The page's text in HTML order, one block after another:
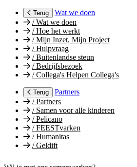
Terug
Wat we doen
/Wat we doen
/Hoe het werkt
/Mijn Inzet, Mijn Project
/Hulpvraag
/Buitenlandse steun
/Bedrijfsbezoek
/Collega's Helpen Collega's
Terug
Partners
/Partners
/Samen voor alle kinderen
/Pelicano
/FEESTvarken
/Humanitas
/Geldift